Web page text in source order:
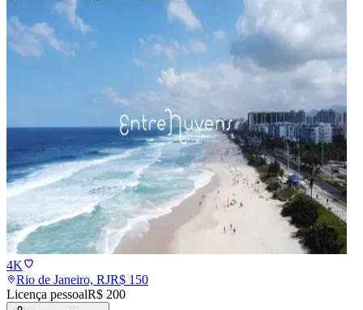
4K
Rio de Janeiro, RJR$ 150
Licença pessoalR$ 200